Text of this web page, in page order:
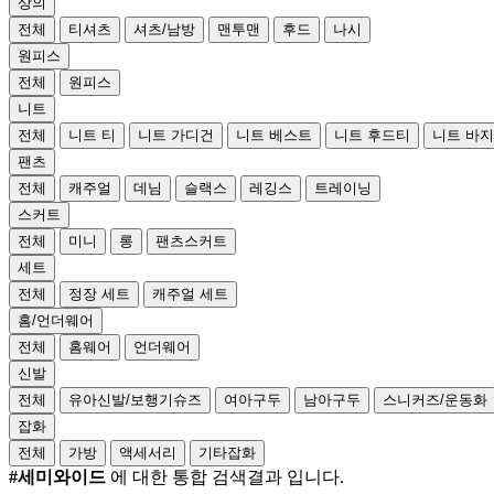
전체
티셔츠 셔츠/남방 맨투맨 후드
나시
원피스
전체
원피스
니트
전체
니트 티 니트 가디건 니트 베스트 니트 후드티
니트 바지
팬츠
전체
캐주얼 데님 슬랙스 레깅스
트레이닝
스커트
전체
미니 롱
팬츠스커트
세트
전체
정장 세트
캐주얼 세트
홈/언더웨어
전체
홈웨어
언더웨어
신발
전체
유아신발/보행기슈즈 여아구두 남아구두 스니커즈/운동화
잡화
전체
가방 액세서리 기타잡화
#세미와이드 에 대한 통합 검색결과 입니다.